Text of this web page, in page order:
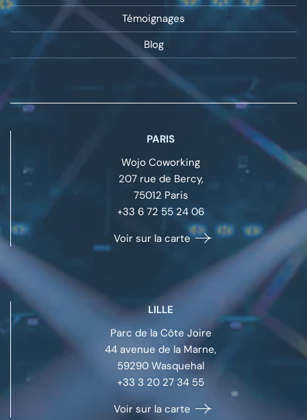
Témoignages
Blog
PARIS
Wojo Coworking
207 rue de Bercy,
75012 Paris
+33 6 72 55 24 06
Voir sur la carte
LILLE
Parc de la Côte Joire
44 avenue de la Marne,
59290 Wasquehal
+33 3 20 27 34 55
Voir sur la carte